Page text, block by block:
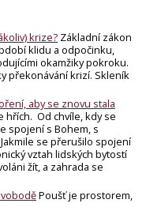
krize? Základní zákon
klidu a odpočinku,
okamžiky pokroku.
překonávání krizí. Skleník
aby se znovu stala
hřích. Od chvíle, kdy se
spojení s Bohem, s
se přerušilo spojení
vztah lidských bytostí
žít, a zahrada se
Poušť je prostorem,